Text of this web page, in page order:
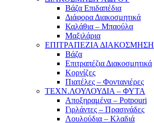
Βάζα Επιδαπέδια
Διάφορα Διακοσμητικά
Καλάθια – Μπαούλα
Μαξιλάρια
ΕΠΙΤΡΑΠΕΖΙΑ ΔΙΑΚΟΣΜΗΣΗ
Βάζα
Επιτραπέζια Διακοσμητικά
Κορνίζες
Πιατέλες – Φοντανιέρες
ΤΕΧΝ.ΛΟΥΛΟΥΔΙΑ – ΦΥΤΑ
Αποξηραμένα – Potpouri
Γιρλάντες – Πρασινάδες
Λουλούδια – Κλαδιά